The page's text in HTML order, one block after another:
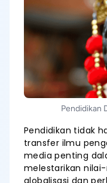
Pendidikan
Pendidikan tidak
transfer ilmu
media penting
melestarikan
globalisasi dan